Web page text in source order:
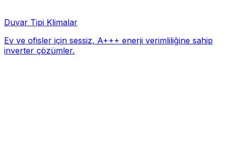
Duvar Tipi Klimalar
Ev ve ofisler için sessiz, A+++ enerji verimliliğine sahip
inverter çözümler.